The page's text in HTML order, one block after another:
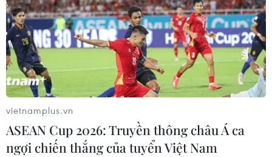
vietnamplus.vn
ASEAN Cup 2026: Truyền thông châu Á ca
ngợi chiến thắng của tuyển Việt Nam